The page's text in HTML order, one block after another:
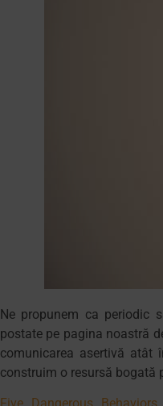
Ne propunem ca periodic
postate pe pagina noastră
comunicarea asertivă atât
construim o resursă bogată